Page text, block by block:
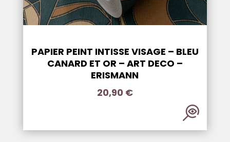
PAPIER PEINT INTISSE VISAGE – BLEU
CANARD ET OR – ART DECO –
ERISMANN
20,90 €